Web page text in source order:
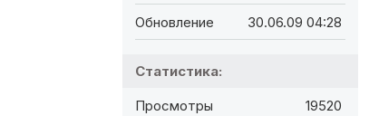
Обновление 30.06.09 04:28
Статистика:
Просмотры 19520